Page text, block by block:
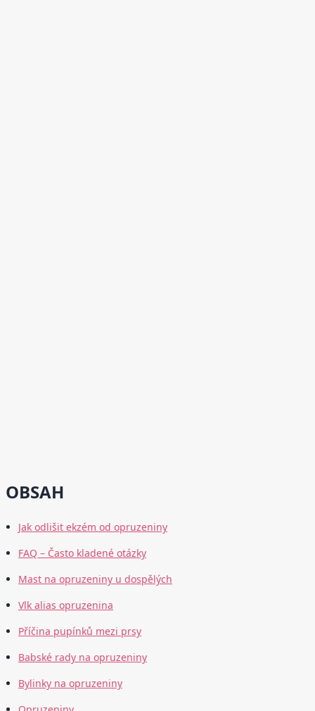
OBSAH
Jak odlišit ekzém od opruzeniny
FAQ – Často kladené otázky
Mast na opruzeniny u dospělých
Vlk alias opruzenina
Příčina pupínků mezi prsy
Babské rady na opruzeniny
Bylinky na opruzeniny